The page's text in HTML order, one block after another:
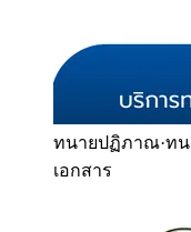
ทนายปฏิภาณ·ทน
เอกสาร